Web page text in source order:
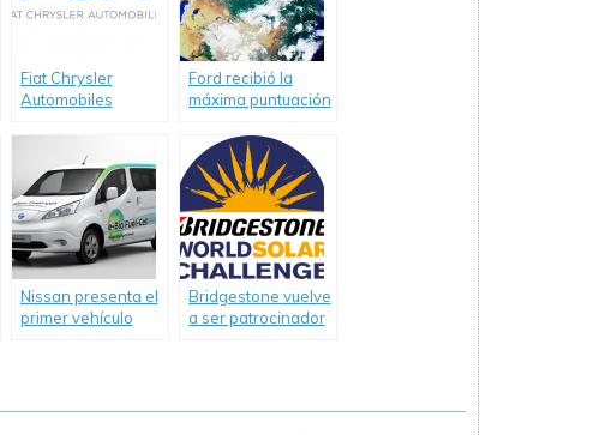
Fiat Chrysler
Automobiles
mundiales por su
trabajo respecto al
cambio climático.
Ford recibió la
máxima puntuación
en la conservación
del agua.
Nissan presenta el
primer vehículo
Bridgestone vuelve
a ser patrocinador